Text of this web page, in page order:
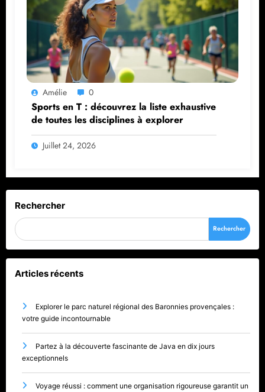
Amélie 0
Sports en T : découvrez la liste exhaustive
de toutes les disciplines à explorer
Juillet 24, 2026
Rechercher
Rechercher
Articles récents
Explorer le parc naturel régional des Baronnies provençales :
votre guide incontournable
Partez à la découverte fascinante de Java en dix jours
exceptionnels
Voyage réussi : comment une organisation rigoureuse garantit un